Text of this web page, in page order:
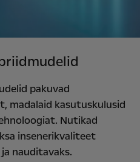
pakuvad
madalaid kasutuskulusid
Nutikad
insenerikvaliteet
nauditavaks.